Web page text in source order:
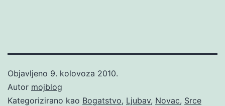
Objavljeno 9. kolovoza 2010.
Autor mojblog
Kategorizirano kao Bogatstvo, Ljubav, Novac, Srce